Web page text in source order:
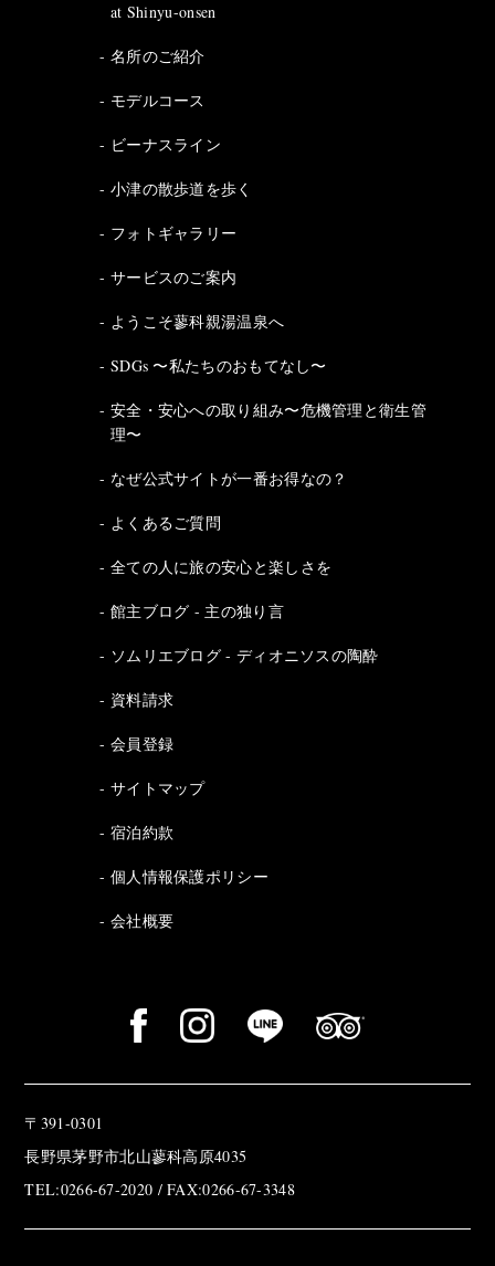
at Shinyu-onsen
名所のご紹介
モデルコース
ビーナスライン
小津の散歩道を歩く
フォトギャラリー
サービスのご案内
ようこそ蓼科親湯温泉へ
SDGs 〜私たちのおもてなし〜
安全・安心への取り組み〜危機管理と衛生管
理〜
なぜ公式サイトが一番お得なの？
よくあるご質問
全ての人に旅の安心と楽しさを
館主ブログ - 主の独り言
ソムリエブログ - ディオニソスの陶酔
資料請求
会員登録
サイトマップ
宿泊約款
個人情報保護ポリシー
会社概要
〒391-0301
長野県茅野市北山蓼科高原4035
TEL:0266-67-2020 / FAX:0266-67-3348